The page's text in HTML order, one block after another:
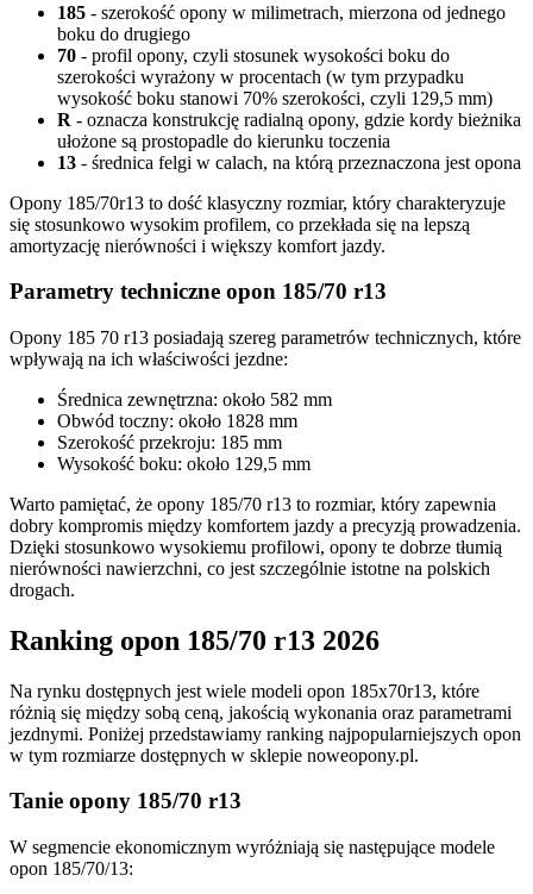
185 - szerokość opony w milimetrach, mierzona od jednego
boku do drugiego
70 - profil opony, czyli stosunek wysokości boku do
szerokości wyrażony w procentach (w tym przypadku
wysokość boku stanowi 70% szerokości, czyli 129,5 mm)
R - oznacza konstrukcję radialną opony, gdzie kordy bieżnika
ułożone są prostopadle do kierunku toczenia
13 - średnica felgi w calach, na którą przeznaczona jest opona
Opony 185/70r13 to dość klasyczny rozmiar, który charakteryzuje
się stosunkowo wysokim profilem, co przekłada się na lepszą
amortyzację nierówności i większy komfort jazdy.
Parametry techniczne opon 185/70 r13
Opony 185 70 r13 posiadają szereg parametrów technicznych, które
wpływają na ich właściwości jezdne:
Średnica zewnętrzna: około 582 mm
Obwód toczny: około 1828 mm
Szerokość przekroju: 185 mm
Wysokość boku: około 129,5 mm
Warto pamiętać, że opony 185/70 r13 to rozmiar, który zapewnia
dobry kompromis między komfortem jazdy a precyzją prowadzenia.
Dzięki stosunkowo wysokiemu profilowi, opony te dobrze tłumią
nierówności nawierzchni, co jest szczególnie istotne na polskich
drogach.
Ranking opon 185/70 r13 2026
Na rynku dostępnych jest wiele modeli opon 185x70r13, które
różnią się między sobą ceną, jakością wykonania oraz parametrami
jezdnymi. Poniżej przedstawiamy ranking najpopularniejszych opon
w tym rozmiarze dostępnych w sklepie noweopony.pl.
Tanie opony 185/70 r13
W segmencie ekonomicznym wyróżniają się następujące modele
opon 185/70/13: